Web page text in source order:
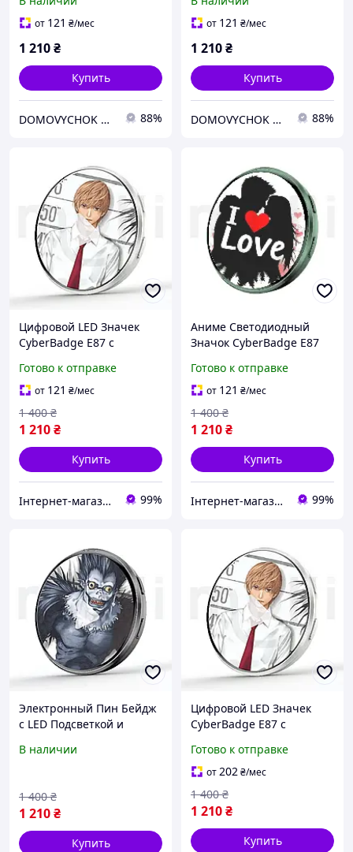
Приложением и Bluetooth
Электронный Е-Бейдж с
от 121 ₴/мес
1 210₴
Купить
DOMOVYCHOK SHOP 88%
Сенсорным HD Дисплеем
64MB, Блютузом и
Электронный Пин
от 121 ₴/мес
1 210₴
Купить
DOMOVYCHOK SHOP 88%
Цифровой LED Значек
CyberBadge E87 с
Приложением и Bluetooth
Электронный Е-Бейдж с
Видео, GIF и Фото,
Готово к отправке
от 121 ₴/мес
1 210₴
1 400 ₴
Купить
Інтернет-магазин "ВлаДі" 99%
Аниме Светодиодный
Значок CyberBadge E87
Сенсорным HD Дисплеем
64MB, Блютузом и
Приложением,
Электронный Пин
Готово к отправке
от 121 ₴/мес
1 210₴
1 400 ₴
Купить
Інтернет-магазин "ВлаДі" 99%
Электронный Пин Бейдж
с LED Подсветкой и
CyberBadge E87 Черный
Bluetooth,
В наличии
1 210₴
1 400 ₴
Купить
Цифровой LED Значек
CyberBadge E87 с
Приложением и Bluetooth
Электронный Е-Бейдж с
Видео, GIF и Фото,
Готово к отправке
от202₴/мес
1 210₴
1 400 ₴
Купить